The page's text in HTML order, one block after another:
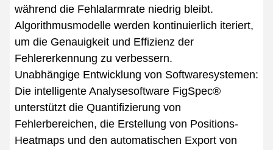
während die Fehlalarmrate niedrig bleibt.
Algorithmusmodelle werden kontinuierlich iteriert,
um die Genauigkeit und Effizienz der
Fehlererkennung zu verbessern.
Unabhängige Entwicklung von Softwaresystemen:
Die intelligente Analysesoftware FigSpec®
unterstützt die Quantifizierung von
Fehlerbereichen, die Erstellung von Positions-
Heatmaps und den automatischen Export von